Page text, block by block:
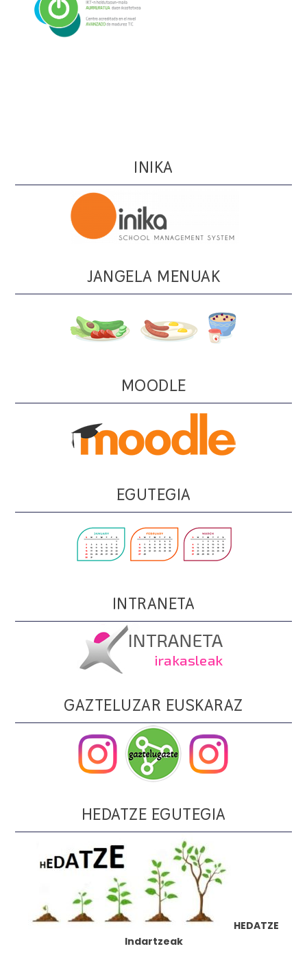
INIKA
JANGELA MENUAK
MOODLE
EGUTEGIA
INTRANETA
GAZTELUZAR EUSKARAZ
HEDATZE EGUTEGIA
HEDATZE
Indartzeak